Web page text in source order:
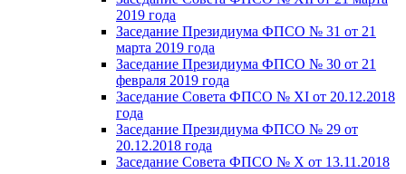
2019 года
Заседание Президиума ФПСО № 31 от 21
марта 2019 года
Заседание Президиума ФПСО № 30 от 21
февраля 2019 года
Заседание Совета ФПСО № XI от 20.12.2018
года
Заседание Президиума ФПСО № 29 от
20.12.2018 года
Заседание Совета ФПСО № X от 13.11.2018